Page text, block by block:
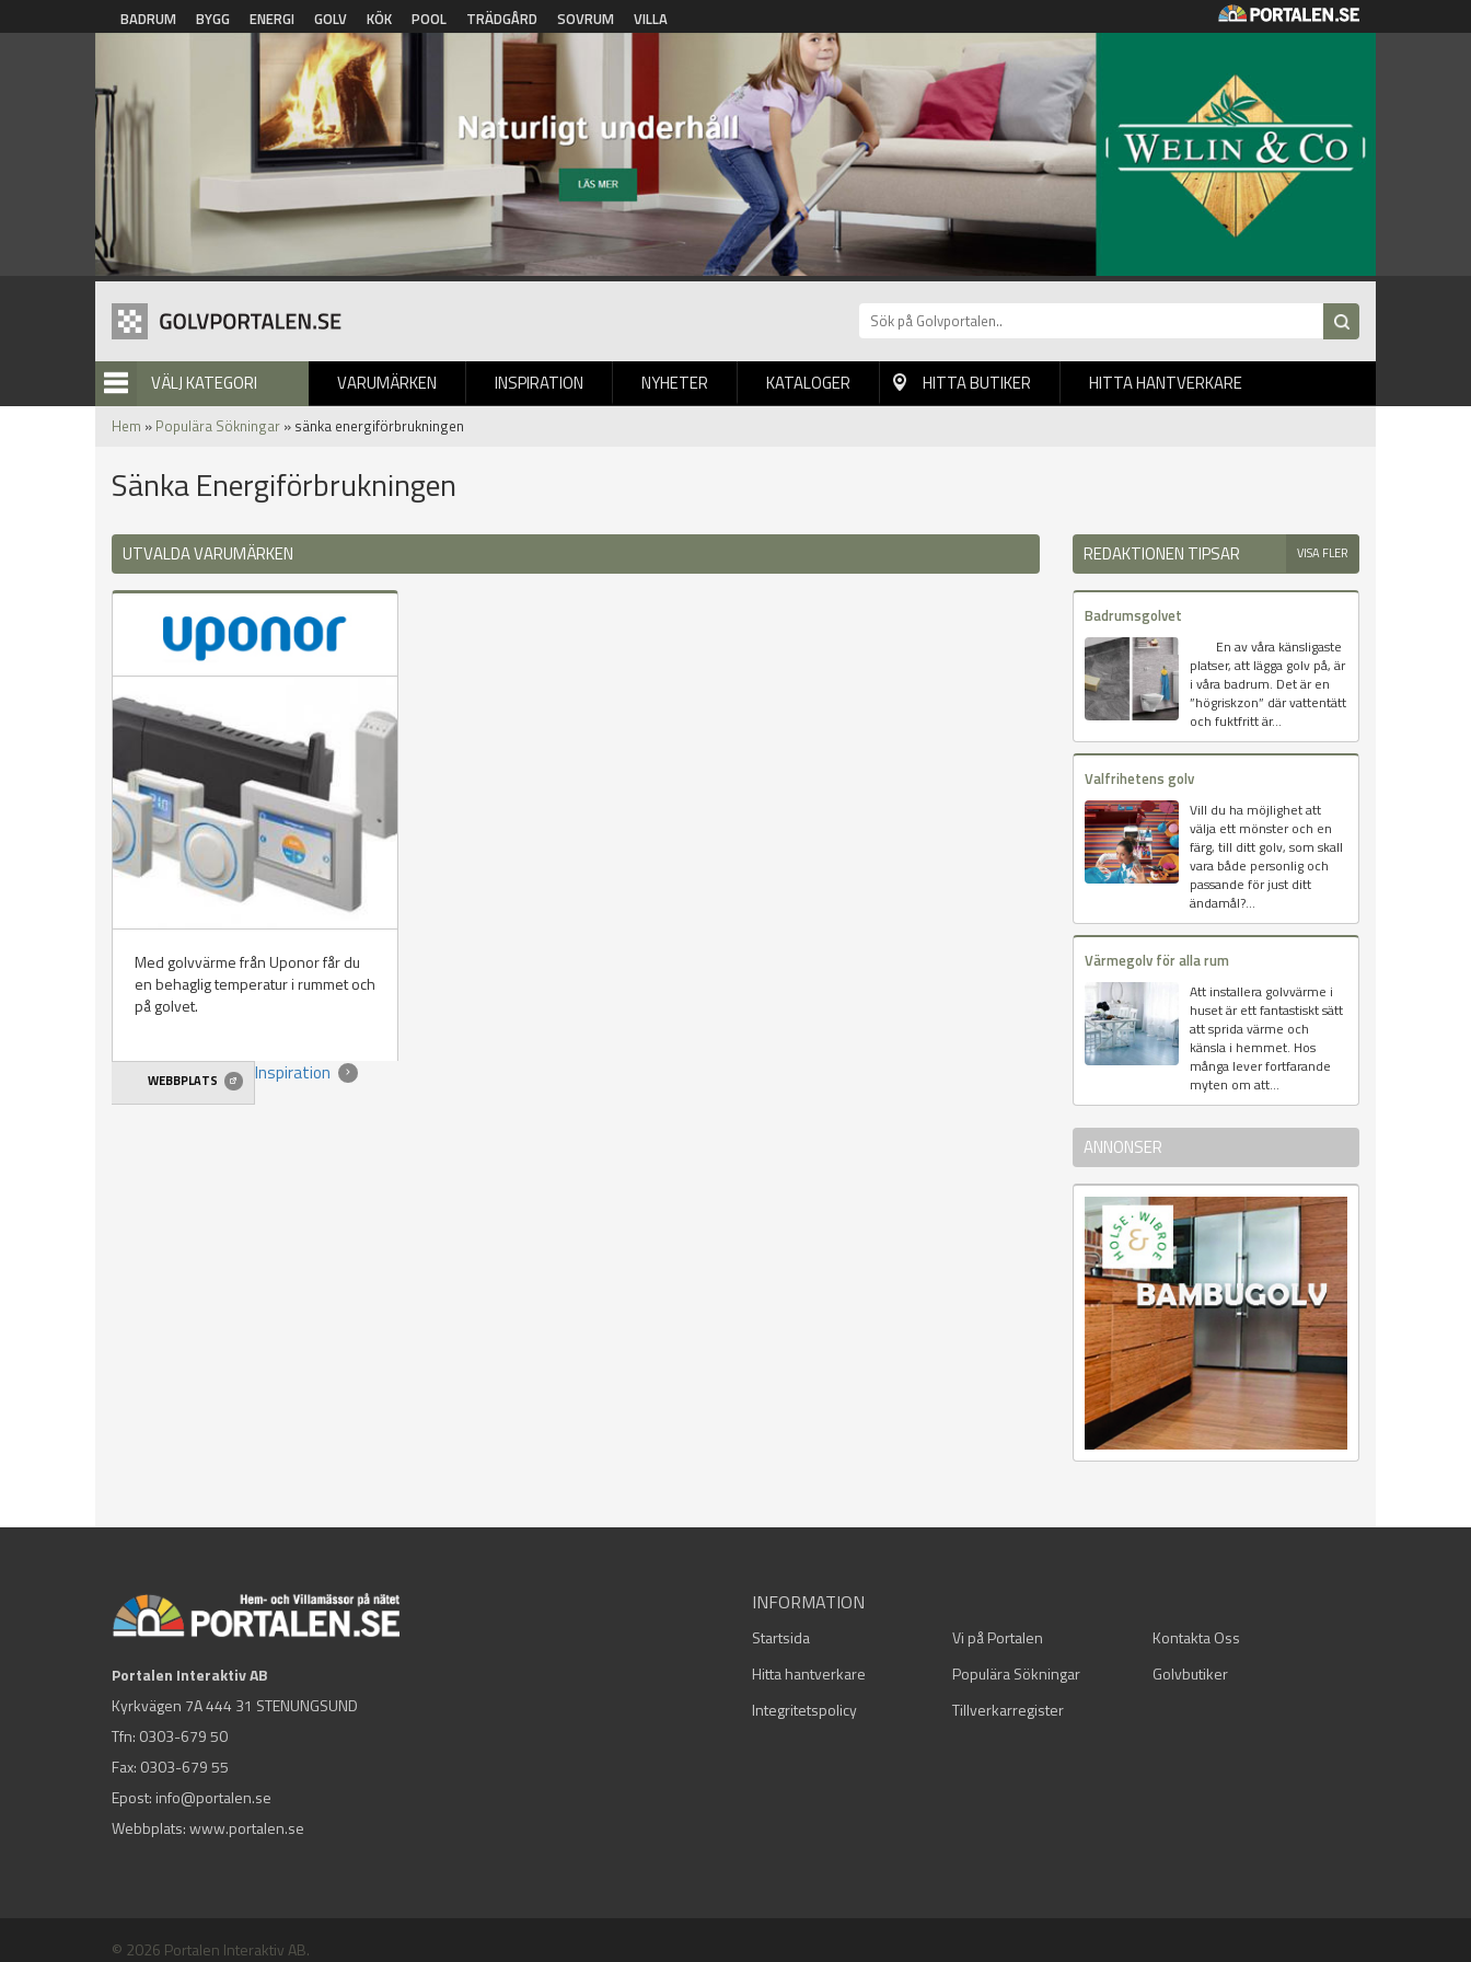
Hoppa till huvudinnehåll
BADRUM BYGG ENERGI GOLV KÖK POOL TRÄDGÅRD SOVRUM VILLA
VÄLJ KATEGORI VARUMÄRKEN INSPIRATION NYHETER
BILDGALLERI KATALOGER HITTA BUTIKER HITTA HANTVERKARE
Hem » Populära Sökningar » sänka energiförbrukningen
Sänka Energiförbrukningen
UTVALDA VARUMÄRKEN
Med golvvärme från Uponor får du
en behaglig temperatur i rummet och
på golvet.
Inspiration
WEBBPLATS
REDAKTIONEN TIPSAR VISA FLER
Badrumsgolvet
En av våra känsligaste
platser, att lägga golv på, är
i våra badrum. Det är en
”högriskzon” där vattentätt
och fuktfritt är...
Valfrihetens golv
Vill du ha möjlighet att
välja ett mönster och en
färg, till ditt golv, som skall
vara både personlig och
passande för just ditt
ändamål?...
Värmegolv för alla rum
Att installera golvvärme i
huset är ett fantastiskt sätt
att sprida värme och
känsla i hemmet. Hos
många lever fortfarande
myten om att...
ANNONSER
Portalen Interaktiv AB
Kyrkvägen 7A 444 31 STENUNGSUND
Tfn: 0303-679 50
Fax: 0303-679 55
Epost: info@portalen.se
Webbplats: www.portalen.se
INFORMATION
Startsida Vi på Portalen
Kontakta Oss
Hitta hantverkare
Populära Sökningar
Golvbutiker
Integritetspolicy
Tillverkarregister
© 2026 Portalen Interaktiv AB.